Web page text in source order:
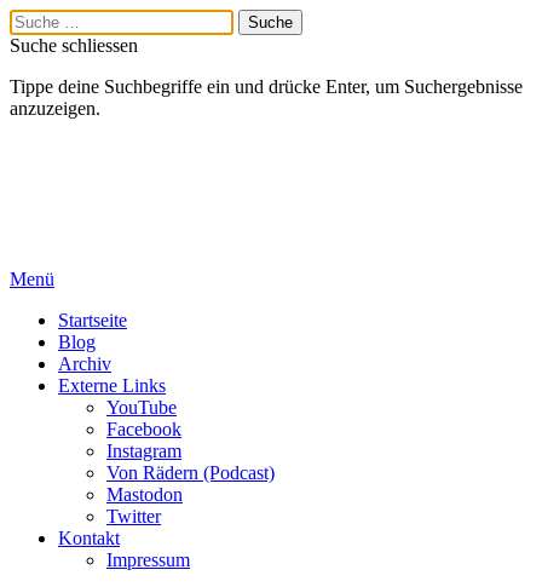
Suche schliessen
Tippe deine Suchbegriffe ein und drücke Enter, um Suchergebnisse
anzuzeigen.
Menü
Startseite
Blog
Archiv
Externe Links
YouTube
Facebook
Instagram
Von Rädern (Podcast)
Mastodon
Twitter
Kontakt
Impressum